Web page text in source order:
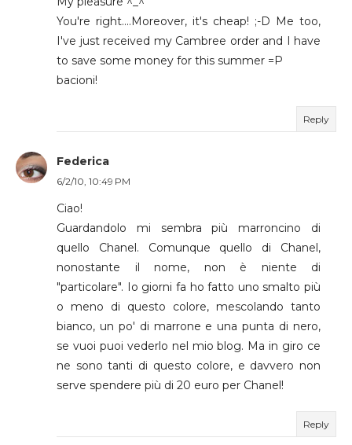
You're right....Moreover, it's cheap! ;-D Me too,
I've just received my Cambree order and I have
to save some money for this summer =P
bacioni!
Reply
Federica
6/2/10, 10:49 PM
Ciao!
Guardandolo mi sembra più marroncino di
quello Chanel. Comunque quello di Chanel,
nonostante il nome, non è niente di
"particolare". Io giorni fa ho fatto uno smalto più
o meno di questo colore, mescolando tanto
bianco, un po' di marrone e una punta di nero,
se vuoi puoi vederlo nel mio blog. Ma in giro ce
ne sono tanti di questo colore, e davvero non
serve spendere più di 20 euro per Chanel!
Reply